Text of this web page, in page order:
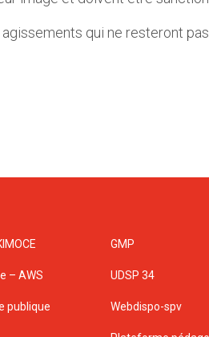
qui ne resteront pas
– AWS
publique
GMP
UDSP 34
Webdispo-spv